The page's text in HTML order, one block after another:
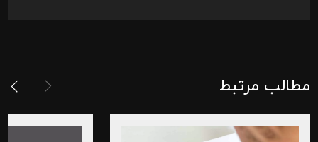
مطالب مرتبط